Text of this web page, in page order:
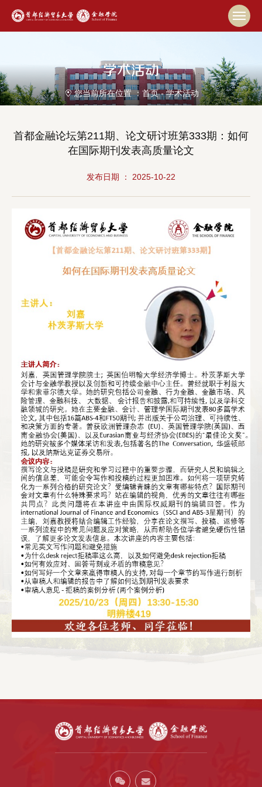
学术活动
您当前所在位置 ： 首页-学术活动
首都金融论坛第211期、论文研讨班第333期：如何
在国际期刊发表高质量论文
发布日期 ： 2025-10-22